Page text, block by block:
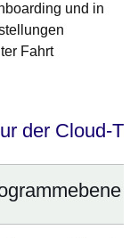
und in
Fahrt
der Cloud-